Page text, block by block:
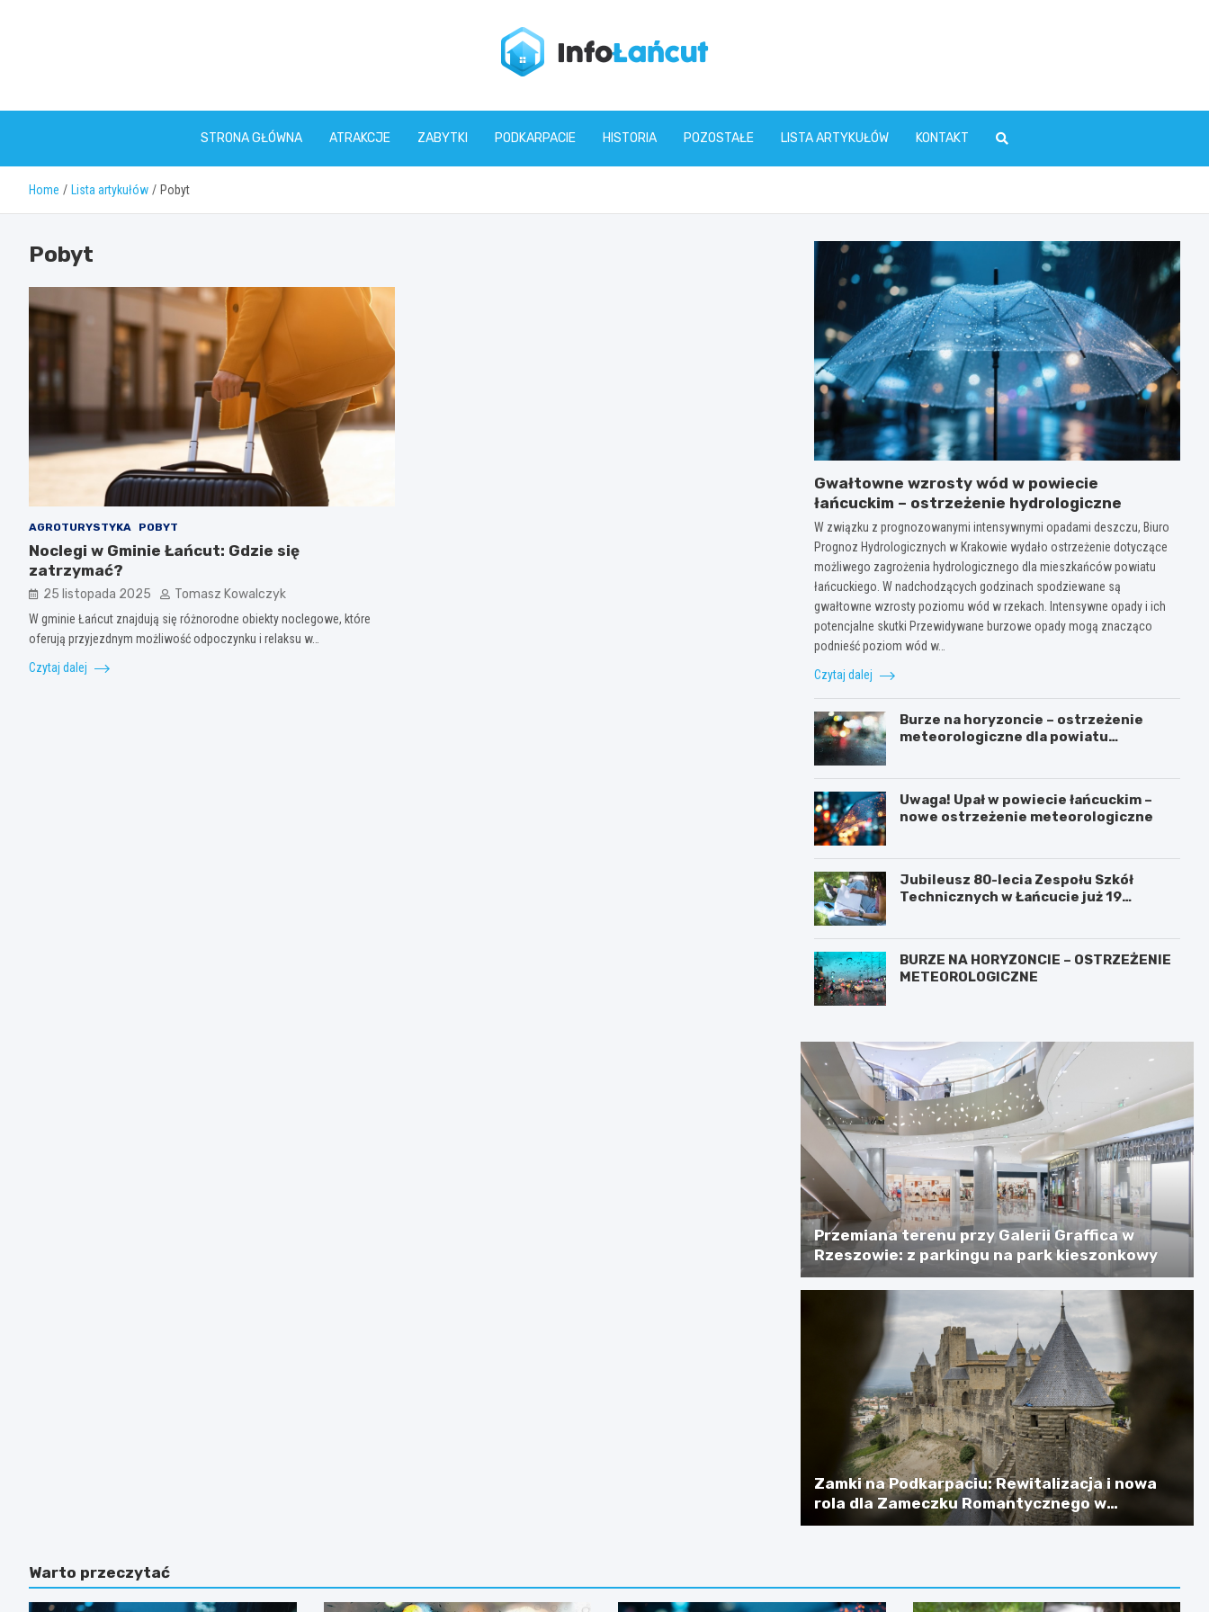
infolancut.pl
STRONA GŁÓWNA ATRAKCJE ZABYTKI PODKARPACIE HISTORIA POZOSTAŁE LISTA ARTYKUŁÓW KONTAKT
Home Lista artykułów Pobyt
Pobyt
AGROTURYSTYKA POBYT
Noclegi w Gminie Łańcut: Gdzie się
zatrzymać?
25 listopada 2025 Tomasz Kowalczyk
W gminie Łańcut znajdują się różnorodne obiekty noclegowe, które
oferują przyjezdnym możliwość odpoczynku i relaksu w…
Czytaj dalej
Gwałtowne wzrosty wód w powiecie
łańcuckim – ostrzeżenie hydrologiczne
W związku z prognozowanymi intensywnymi opadami deszczu, Biuro
Prognoz Hydrologicznych w Krakowie wydało ostrzeżenie dotyczące
możliwego zagrożenia hydrologicznego dla mieszkańców powiatu
łańcuckiego. W nadchodzących godzinach spodziewane są
gwałtowne wzrosty poziomu wód w rzekach. Intensywne opady i ich
potencjalne skutki Przewidywane burzowe opady mogą znacząco
podnieść poziom wód w…
Czytaj dalej
Burze na horyzoncie – ostrzeżenie
meteorologiczne dla powiatu
Uwaga! Upał w powiecie łańcuckim –
nowe ostrzeżenie meteorologiczne
Jubileusz 80-lecia Zespołu Szkół
Technicznych w Łańcucie już 19
BURZE NA HORYZONCIE – OSTRZEŻENIE
METEOROLOGICZNE
Przemiana terenu przy Galerii Graffica w
Rzeszowie: z parkingu na park kieszonkowy
Zamki na Podkarpaciu: Rewitalizacja i nowa
rola dla Zameczku Romantycznego w
Łańcucie
Warto przeczytać